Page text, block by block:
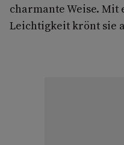
charmante Weise.
Leichtigkeit krönt sie